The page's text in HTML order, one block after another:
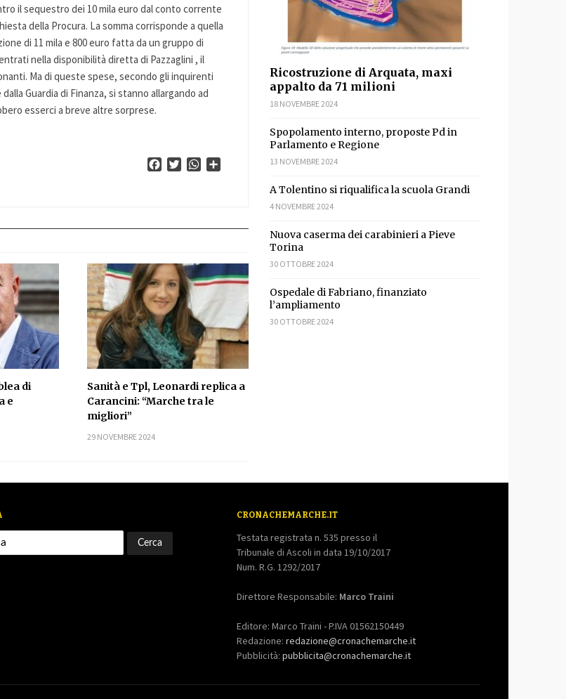
il sequestro dei 10 mila euro dal conto corrente
della Procura. La somma corrisponde a quella
di 11 mila e 800 euro fatta da un gruppo di
nella disponibilità diretta di Pazzaglini , il
Ma di queste spese, secondo gli inquirenti
Guardia di Finanza, si stanno allargando ad
esserci a breve altre sorprese.
FacebookTwitterWhatsApp
di
e
Sanità e Tpl, Leonardi replica a
Carancini: “Marche tra le
migliori”
29 NOVEMBRE 2024
Ricostruzione di Arquata, maxi
appalto da 71 milioni
18 NOVEMBRE 2024
Spopolamento interno, proposte Pd in
Parlamento e Regione
13 NOVEMBRE 2024
A Tolentino si riqualifica la scuola Grandi
4 NOVEMBRE 2024
Nuova caserma dei carabinieri a Pieve
Torina
30 OTTOBRE 2024
Ospedale di Fabriano, finanziato
l’ampliamento
30 OTTOBRE 2024
CRONACHEMARCHE.IT
Testata registrata n. 535 presso il
Tribunale di Ascoli in data 19/10/2017
Num. R.G. 1292/2017
Direttore Responsabile: Marco Traini
Editore: Marco Traini - P.IVA 01562150449
Redazione:redazione@cronachemarche.it
Pubblicità:pubblicita@cronachemarche.it